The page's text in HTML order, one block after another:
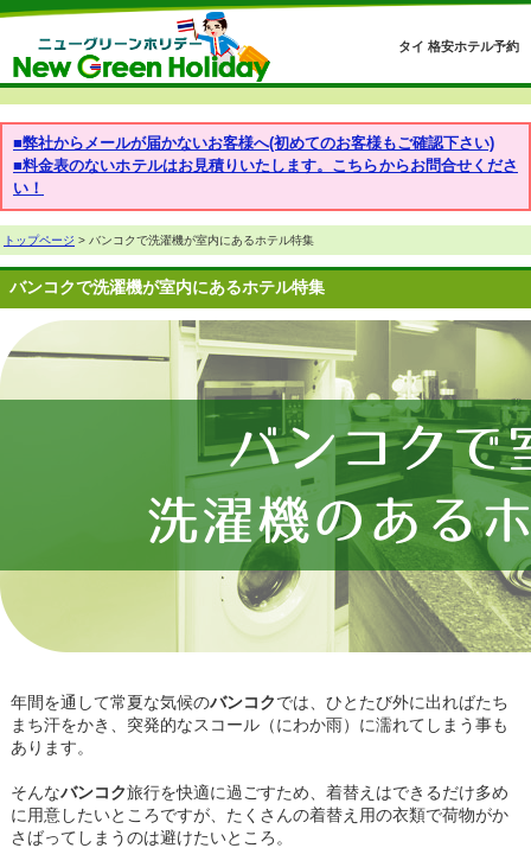
タイ 格安ホテル予約
■弊社からメールが届かないお客様へ(初めてのお客様もご確認下さい)
■料金表のないホテルはお見積りいたします。こちらからお問合せくださ
い！
トップページ > バンコクで洗濯機が室内にあるホテル特集
バンコクで洗濯機が室内にあるホテル特集
年間を通して常夏な気候のバンコクでは、ひとたび外に出ればたち
まち汗をかき、突発的なスコール（にわか雨）に濡れてしまう事も
あります。
そんなバンコク旅行を快適に過ごすため、着替えはできるだけ多め
に用意したいところですが、たくさんの着替え用の衣類で荷物がか
さばってしまうのは避けたいところ。